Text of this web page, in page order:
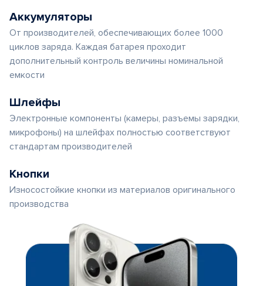
Аккумуляторы
От производителей, обеспечивающих более 1000
циклов заряда. Каждая батарея проходит
дополнительный контроль величины номинальной
емкости
Шлейфы
Электронные компоненты (камеры, разъемы зарядки,
микрофоны) на шлейфах полностью соответствуют
стандартам производителей
Кнопки
Износостойкие кнопки из материалов оригинального
производства